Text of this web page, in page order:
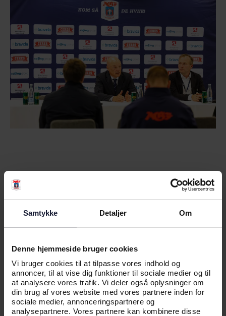
Samtykke Detaljer Om
Denne hjemmeside bruger cookies
Vi bruger cookies til at tilpasse vores indhold og
annoncer, til at vise dig funktioner til sociale medier og til
at analysere vores trafik. Vi deler også oplysninger om
din brug af vores website med vores partnere inden for
sociale medier, annonceringspartnere og
analysepartnere. Vores partnere kan kombinere disse
RELATEREDE NYHEDER
KLAR TIL KAMP I BAKU